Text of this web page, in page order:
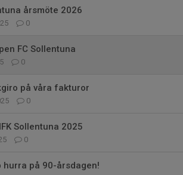
årsmöte 2026
0
FC Sollentuna
0
på våra fakturor
0
Sollentuna 2025
0
hurra på 90-årsdagen!